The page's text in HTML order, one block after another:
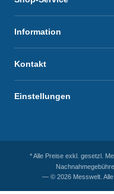
Information
Kontakt
Einstellungen
* Alle Preise exkl. gesetzl.
— © 2026 Messwelt.